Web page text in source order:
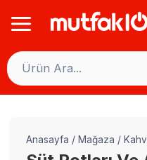
Anasayfa / Mağaza /